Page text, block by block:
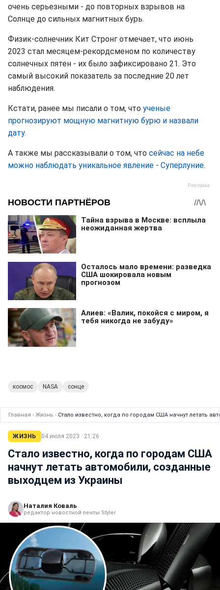
очень серьезными - до повторных взрывов на
Солнце до сильных магнитных бурь.
Физик-солнечник Кит Стронг отмечает, что июнь
2023 стал месяцем-рекордсменом по количеству
солнечных пятен - их было зафиксировано 21. Это
самый высокий показатель за последние 20 лет
наблюдения.
Кстати, ранее мы писали о том, что ученые
прогнозируют мощную магнитную бурю и назвали
дату.
А также мы рассказывали о том, что сейчас на небе
можно наблюдать уникальное явление - Суперлуние.
космос NASA сонце
Главная › Жизнь › Стало известно, когда по городам США начнут летать
ЖИЗНЬ 04 июля 2023 · 21:26
Стало известно, когда по городам США
начнут летать автомобили, созданные
выходцем из Украины
Наталия Коваль
редактор новостной ленты Styler